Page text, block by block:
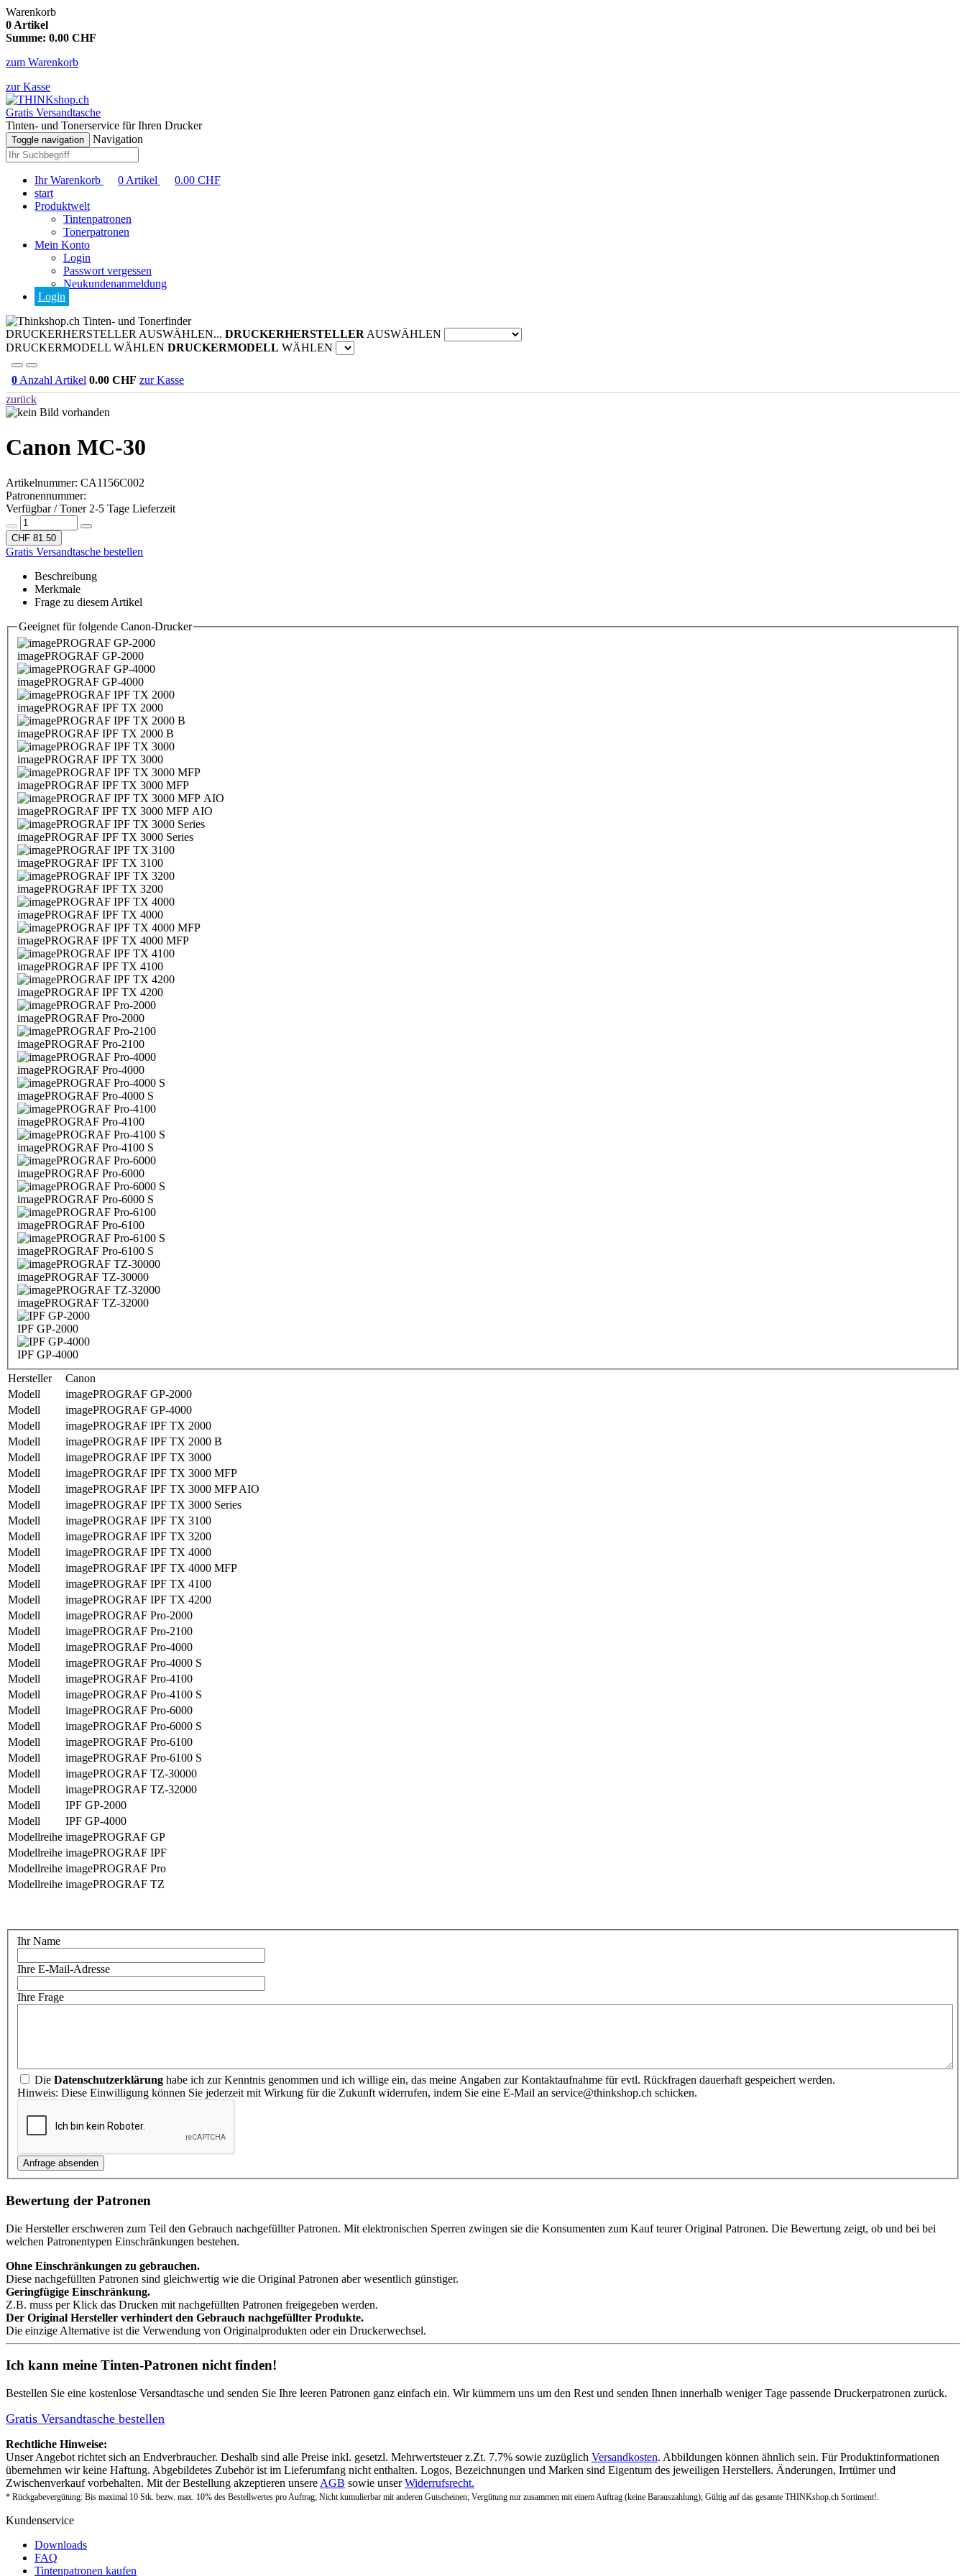
Warenkorb
0 Artikel
Summe: 0.00 CHF
zum Warenkorb
zur Kasse
Gratis Versandtasche
Tinten- und Tonerservice für Ihren Drucker
Toggle navigation Navigation
Ihr Warenkorb 0 Artikel 0.00 CHF
start
Produktwelt
Tintenpatronen
Tonerpatronen
Mein Konto
Login
Passwort vergessen
Neukundenanmeldung
Login
Tinten- und Tonerfinder
DRUCKERHERSTELLER AUSWÄHLEN... DRUCKERHERSTELLER AUSWÄHLEN
DRUCKERMODELL WÄHLEN DRUCKERMODELL WÄHLEN
0 Anzahl Artikel 0.00 CHF zur Kasse
zurück
Canon MC-30
Artikelnummer: CA1156C002
Patronennummer:
Verfügbar / Toner 2-5 Tage Lieferzeit
CHF 81.50
Gratis Versandtasche bestellen
Beschreibung
Merkmale
Frage zu diesem Artikel
Geeignet für folgende Canon-Drucker
imagePROGRAF GP-2000
imagePROGRAF GP-4000
imagePROGRAF IPF TX 2000
imagePROGRAF IPF TX 2000 B
imagePROGRAF IPF TX 3000
imagePROGRAF IPF TX 3000 MFP
imagePROGRAF IPF TX 3000 MFP AIO
imagePROGRAF IPF TX 3000 Series
imagePROGRAF IPF TX 3100
imagePROGRAF IPF TX 3200
imagePROGRAF IPF TX 4000
imagePROGRAF IPF TX 4000 MFP
imagePROGRAF IPF TX 4100
imagePROGRAF IPF TX 4200
imagePROGRAF Pro-2000
imagePROGRAF Pro-2100
imagePROGRAF Pro-4000
imagePROGRAF Pro-4000 S
imagePROGRAF Pro-4100
imagePROGRAF Pro-4100 S
imagePROGRAF Pro-6000
imagePROGRAF Pro-6000 S
imagePROGRAF Pro-6100
imagePROGRAF Pro-6100 S
imagePROGRAF TZ-30000
imagePROGRAF TZ-32000
IPF GP-2000
IPF GP-4000
Hersteller
Canon
Modell
imagePROGRAF GP-2000
Modell
imagePROGRAF GP-4000
Modell
imagePROGRAF IPF TX 2000
Modell
imagePROGRAF IPF TX 2000 B
Modell
imagePROGRAF IPF TX 3000
Modell
imagePROGRAF IPF TX 3000 MFP
Modell
imagePROGRAF IPF TX 3000 MFP AIO
Modell
imagePROGRAF IPF TX 3000 Series
Modell
imagePROGRAF IPF TX 3100
Modell
imagePROGRAF IPF TX 3200
Modell
imagePROGRAF IPF TX 4000
Modell
imagePROGRAF IPF TX 4000 MFP
Modell
imagePROGRAF IPF TX 4100
Modell
imagePROGRAF IPF TX 4200
Modell
imagePROGRAF Pro-2000
Modell
imagePROGRAF Pro-2100
Modell
imagePROGRAF Pro-4000
Modell
imagePROGRAF Pro-4000 S
Modell
imagePROGRAF Pro-4100
Modell
imagePROGRAF Pro-4100 S
Modell
imagePROGRAF Pro-6000
Modell
imagePROGRAF Pro-6000 S
Modell
imagePROGRAF Pro-6100
Modell
imagePROGRAF Pro-6100 S
Modell
imagePROGRAF TZ-30000
Modell
imagePROGRAF TZ-32000
Modell
IPF GP-2000
Modell
IPF GP-4000
Modellreihe imagePROGRAF GP
Modellreihe imagePROGRAF IPF
Modellreihe imagePROGRAF Pro
Modellreihe imagePROGRAF TZ
Ihr Name
Ihre E-Mail-Adresse
Ihre Frage
Die Datenschutzerklärung habe ich zur Kenntnis genommen und ich willige ein, das meine Angaben zur Kontaktaufnahme für evtl. Rückfragen dauerhaft gespeichert werden.
Hinweis: Diese Einwilligung können Sie jederzeit mit Wirkung für die Zukunft widerrufen, indem Sie eine E-Mail an service@thinkshop.ch schicken.
Bewertung der Patronen
Die Hersteller erschweren zum Teil den Gebrauch nachgefüllter Patronen. Mit elektronischen Sperren zwingen sie die Konsumenten zum Kauf teurer Original Patronen. Die Bewertung zeigt, ob und bei bei
welchen Patronentypen Einschränkungen bestehen.
Ohne Einschränkungen zu gebrauchen.
Diese nachgefüllten Patronen sind gleichwertig wie die Original Patronen aber wesentlich günstiger.
Geringfügige Einschränkung.
Z.B. muss per Klick das Drucken mit nachgefüllten Patronen freigegeben werden.
Der Original Hersteller verhindert den Gebrauch nachgefüllter Produkte.
Die einzige Alternative ist die Verwendung von Originalprodukten oder ein Druckerwechsel.
Ich kann meine Tinten-Patronen nicht finden!
Bestellen Sie eine kostenlose Versandtasche und senden Sie Ihre leeren Patronen ganz einfach ein. Wir kümmern uns um den Rest und senden Ihnen innerhalb weniger Tage passende Druckerpatronen zurück.
Gratis Versandtasche bestellen
Rechtliche Hinweise:
Unser Angebot richtet sich an Endverbraucher. Deshalb sind alle Preise inkl. gesetzl. Mehrwertsteuer z.Zt. 7.7% sowie zuzüglich Versandkosten. Abbildungen können ähnlich sein. Für Produktinformationen
übernehmen wir keine Haftung. Abgebildetes Zubehör ist im Lieferumfang nicht enthalten. Logos, Bezeichnungen und Marken sind Eigentum des jeweiligen Herstellers. Änderungen, Irrtümer und
Zwischenverkauf vorbehalten. Mit der Bestellung akzeptieren unsere AGB sowie unserWiderrufsrecht.
* Rückgabevergütung: Bis maximal 10 Stk. bezw. max. 10% des Bestellwertes pro Auftrag; Nicht kumulierbar mit anderen Gutscheinen; Vergütung nur zusammen mit einem Auftrag (keine Barauszahlung); Gültig auf das gesamte THINKshop.ch Sortiment!.
Kundenservice
Downloads
FAQ
Tintenpatronen kaufen